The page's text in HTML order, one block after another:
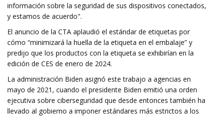
información sobre la seguridad de sus dispositivos conectados,
y estamos de acuerdo".
El anuncio de la CTA aplaudió el estándar de etiquetas por
cómo “minimizará la huella de la etiqueta en el embalaje” y
predijo que los productos con la etiqueta se exhibirían en la
edición de CES de enero de 2024.
La administración Biden asignó este trabajo a agencias en
mayo de 2021, cuando el presidente Biden emitió una orden
ejecutiva sobre ciberseguridad que desde entonces también ha
llevado al gobierno a imponer estándares más estrictos a los